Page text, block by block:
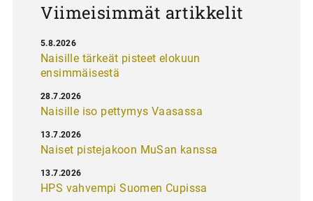
Viimeisimmät artikkelit
Naisille tärkeät pisteet elokuun
ensimmäisestä
5.8.2026
Naisille iso pettymys Vaasassa
28.7.2026
Naiset pistejakoon MuSan kanssa
13.7.2026
HPS vahvempi Suomen Cupissa
13.7.2026